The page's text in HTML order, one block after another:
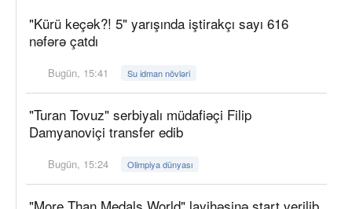
"Kürü keçək?! 5" yarışında iştirakçı sayı 616
nəfərə çatdı
Bugün, 15:41 Su idman növləri
"Turan Tovuz" serbiyalı müdafiəçi Filip
Damyanoviçi transfer edib
Bugün, 15:24 Olimpiya dünyası